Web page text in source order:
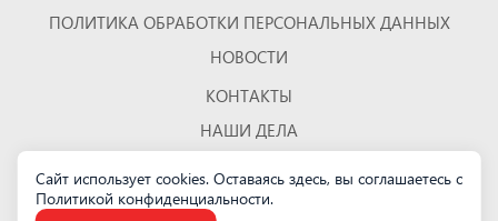
ПОЛИТИКА ОБРАБОТКИ ПЕРСОНАЛЬНЫХ ДАННЫХ
НОВОСТИ
КОНТАКТЫ
НАШИ ДЕЛА
КАРТА САЙТА
Сайт использует cookies. Оставаясь здесь, вы соглашаетесь с
Политикой конфиденциальности.